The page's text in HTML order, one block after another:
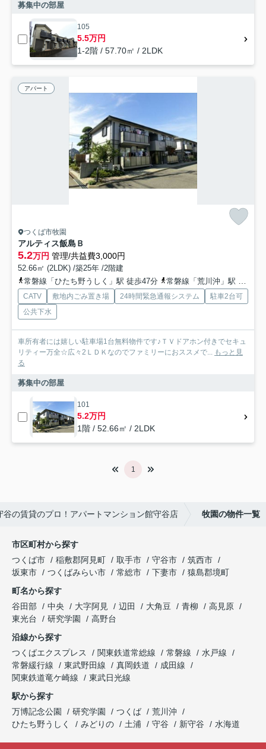
募集中の部屋
105
5.5万円
1-2階 / 57.70㎡ / 2LDK
アパート
つくば市牧園
アルティス飯島Ｂ
5.2万円 管理/共益費3,000円
52.66㎡ (2LDK) /築25年 /2階建
常磐線「ひたち野うしく」駅 徒歩47分
常磐線「荒川沖」駅 徒歩60分
CATV 敷地内ごみ置き場 24時間緊急通報システム
駐車2台可
公共下水
車所有者には嬉しい駐車場1台無料物件です♪ＴＶドアホン付きでセキュ
リティー万全☆広々2ＬＤＫなのでファミリーにおススメで... もっと見
る
募集中の部屋
101
5.2万円
1階 / 52.66㎡ / 2LDK
1
谷の賃貸のプロ！アパートマンション館守谷店 牧園の物件一覧
市区町村から探す
つくば市
稲敷郡阿見町 取手市 守谷市
筑西市
坂東市
つくばみらい市 常総市 下妻市
猿島郡境町
町名から探す
谷田部
中央 大字阿見 辺田 大角豆 青柳
高見原
東光台
研究学園
高野台
沿線から探す
つくばエクスプレス
関東鉄道常総線 常磐線
水戸線
常磐緩行線
東武野田線 真岡鉄道
成田線
関東鉄道竜ケ崎線
東武日光線
駅から探す
万博記念公園
研究学園 つくば
荒川沖
ひたち野うしく
みどりの 土浦 守谷 新守谷 水海道